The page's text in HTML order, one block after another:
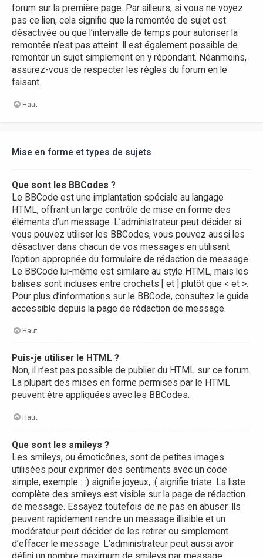
forum sur la première page. Par ailleurs, si vous ne voyez
pas ce lien, cela signifie que la remontée de sujet est
désactivée ou que l’intervalle de temps pour autoriser la
remontée n’est pas atteint. Il est également possible de
remonter un sujet simplement en y répondant. Néanmoins,
assurez-vous de respecter les règles du forum en le
faisant.
Haut
Mise en forme et types de sujets
Que sont les BBCodes ?
Le BBCode est une implantation spéciale au langage
HTML, offrant un large contrôle de mise en forme des
éléments d’un message. L’administrateur peut décider si
vous pouvez utiliser les BBCodes, vous pouvez aussi les
désactiver dans chacun de vos messages en utilisant
l’option appropriée du formulaire de rédaction de message.
Le BBCode lui-même est similaire au style HTML, mais les
balises sont incluses entre crochets [ et ] plutôt que < et >.
Pour plus d’informations sur le BBCode, consultez le guide
accessible depuis la page de rédaction de message.
Haut
Puis-je utiliser le HTML ?
Non, il n’est pas possible de publier du HTML sur ce forum.
La plupart des mises en forme permises par le HTML
peuvent être appliquées avec les BBCodes.
Haut
Que sont les smileys ?
Les smileys, ou émoticônes, sont de petites images
utilisées pour exprimer des sentiments avec un code
simple, exemple : :) signifie joyeux, :( signifie triste. La liste
complète des smileys est visible sur la page de rédaction
de message. Essayez toutefois de ne pas en abuser. Ils
peuvent rapidement rendre un message illisible et un
modérateur peut décider de les retirer ou simplement
d’effacer le message. L’administrateur peut aussi avoir